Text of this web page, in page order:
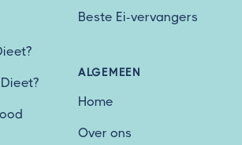
Beste Ei-vervangers
ALGEMEEN
Home
Over ons